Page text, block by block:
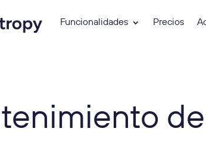
Funcionalidades Precios